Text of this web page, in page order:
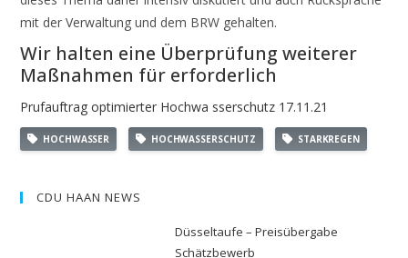
mit der Verwaltung und dem BRW gehalten.
Wir halten eine Überprüfung weiterer
Maßnahmen für erforderlich
Prufauftrag optimierter Hochwa sserschutz 17.11.21
HOCHWASSER HOCHWASSERSCHUTZ STARKREGEN
CDU HAAN NEWS
Düsseltaufe – Preisübergabe
Schätzbewerb